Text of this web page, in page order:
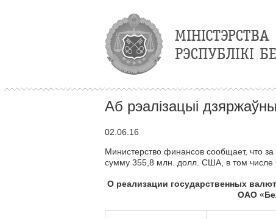
Аб рэалізацыі
02.06.16
Министерство финансов сообщает, что
сумму 355,8 млн. долл. США, в том
О реализации государственных
ОАО